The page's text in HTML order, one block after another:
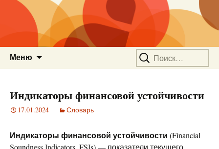
Меню Найти:
Индикаторы финансовой устойчивости
17.01.2024 Словарь
Индикаторы финансовой устойчивости (Financial
Soundness Indicators, FSIs) — показатели текущего